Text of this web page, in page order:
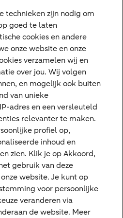
technieken zijn nodig om
goed te laten
cookies en andere
onze website en onze
verzamelen wij en
over jou. Wij volgen
en mogelijk ook buiten
van unieke
adres en een versleuteld
relevanter te maken.
profiel op,
inhoud en
zien. Klik je op Akkoord,
gebruik van deze
website. Je kunt op
voor persoonlijke
veranderen via
de website. Meer